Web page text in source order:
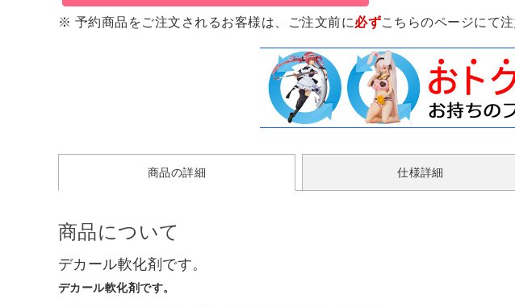
※ 予約商品をご注文されるお客様は、ご注文前に必ずこちらのページにて
商品の詳細 仕様詳細
商品について
デカール軟化剤です。
デカール軟化剤です。